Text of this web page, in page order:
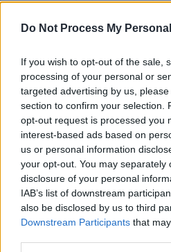
Do Not Process My
If you wish to opt-out of the sale,
processing of your personal or
targeted advertising by us,
section to confirm your selection.
opt-out request is processed you
interest-based ads based on
us or personal information
your opt-out. You may separately
disclosure of your personal
IAB’s list of downstream
also be disclosed by us to third
Downstream Participants that
ΙΧ».
Μετατροπή της
δρόμο ήπιας
Στο μεταξύ σε εξέλιξη
των τευχών
διαγωνισμό για την
παλιάς παραλίας κατά
ντεκ.Ηδημοπράτηση
εντός του πρώτου
«Υπάρχει δέσμευση και
Κεντρικής Μακεδονίας